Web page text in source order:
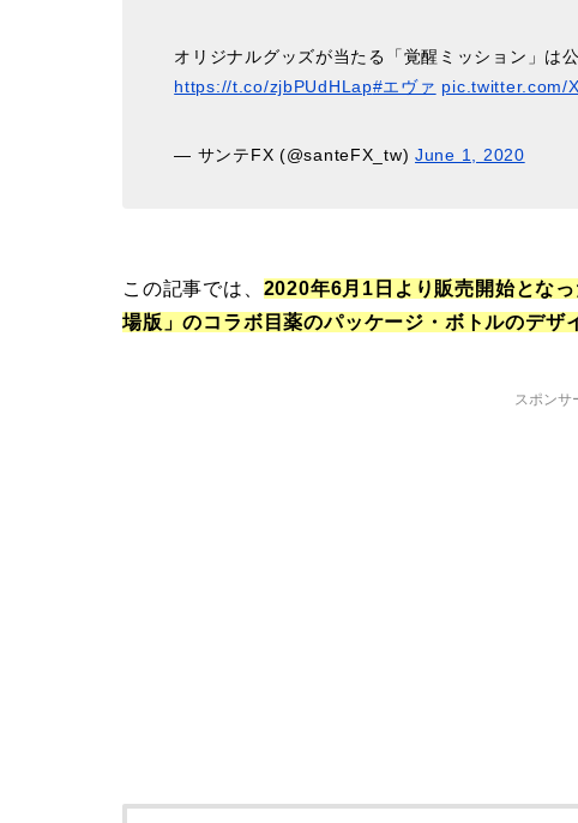
オリジナルグッズが当たる「覚醒ミッション」は
https://t.co/zjbPUdHLap#エヴァ pic.twitter.com/
— サンテFX (@santeFX_tw)June 1, 2020
この記事では、 2020年6月1日より販売開始とな
場版」のコラボ目薬のパッケージ・ボトルのデザ
スポンサ